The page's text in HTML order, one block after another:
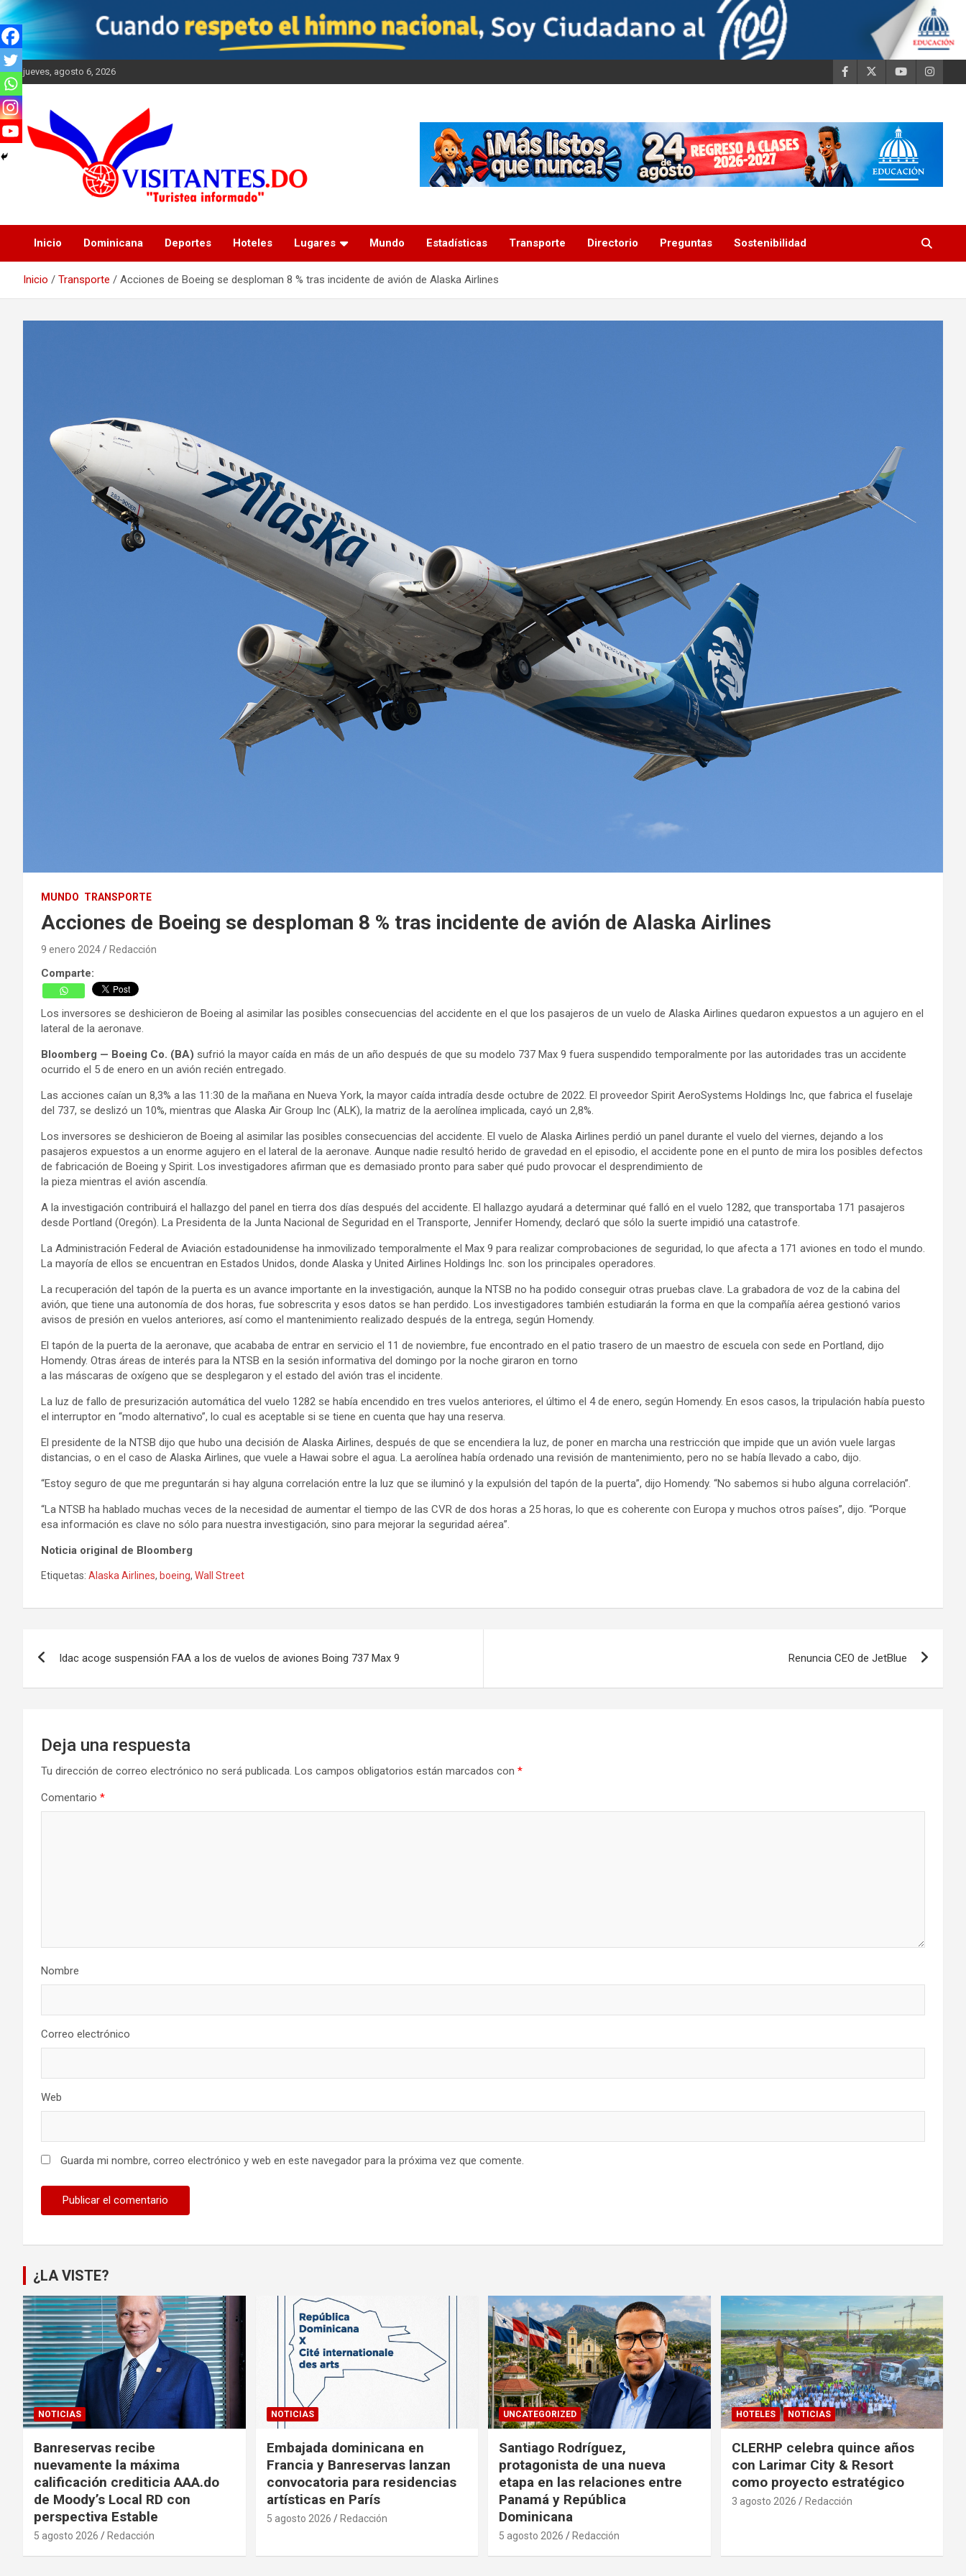
Saltar
al
contenido
jueves, agosto 6, 2026
Visitantes
Inicio Dominicana Deportes Hoteles Lugares Mundo Estadísticas Transporte Directorio Preguntas Sostenibilidad
Inicio Transporte Acciones de Boeing se desploman 8 % tras incidente de avión de Alaska Airlines
MUNDO TRANSPORTE
Acciones de Boeing se desploman 8 % tras incidente de avión de Alaska Airlines
9 enero 2024 Redacción
Comparte:
Los inversores se deshicieron de Boeing al asimilar las posibles consecuencias del accidente en el que los pasajeros de un vuelo de Alaska Airlines quedaron expuestos a un agujero en el
lateral de la aeronave.
Bloomberg — Boeing Co. (BA) sufrió la mayor caída en más de un año después de que su modelo 737 Max 9 fuera suspendido temporalmente por las autoridades tras un accidente
ocurrido el 5 de enero en un avión recién entregado.
Las acciones caían un 8,3% a las 11:30 de la mañana en Nueva York, la mayor caída intradía desde octubre de 2022. El proveedor Spirit AeroSystems Holdings Inc, que fabrica el fuselaje
del 737, se deslizó un 10%, mientras que Alaska Air Group Inc (ALK), la matriz de la aerolínea implicada, cayó un 2,8%.
Los inversores se deshicieron de Boeing al asimilar las posibles consecuencias del accidente. El vuelo de Alaska Airlines perdió un panel durante el vuelo del viernes, dejando a los
pasajeros expuestos a un enorme agujero en el lateral de la aeronave. Aunque nadie resultó herido de gravedad en el episodio, el accidente pone en el punto de mira los posibles defectos
de fabricación de Boeing y Spirit. Los investigadores afirman que es demasiado pronto para saber qué pudo provocar el desprendimiento de
la pieza mientras el avión ascendía.
A la investigación contribuirá el hallazgo del panel en tierra dos días después del accidente. El hallazgo ayudará a determinar qué falló en el vuelo 1282, que transportaba 171 pasajeros
desde Portland (Oregón). La Presidenta de la Junta Nacional de Seguridad en el Transporte, Jennifer Homendy, declaró que sólo la suerte impidió una catastrofe.
La Administración Federal de Aviación estadounidense ha inmovilizado temporalmente el Max 9 para realizar comprobaciones de seguridad, lo que afecta a 171 aviones en todo el mundo.
La mayoría de ellos se encuentran en Estados Unidos, donde Alaska y United Airlines Holdings Inc. son los principales operadores.
La recuperación del tapón de la puerta es un avance importante en la investigación, aunque la NTSB no ha podido conseguir otras pruebas clave. La grabadora de voz de la cabina del
avión, que tiene una autonomía de dos horas, fue sobrescrita y esos datos se han perdido. Los investigadores también estudiarán la forma en que la compañía aérea gestionó varios
avisos de presión en vuelos anteriores, así como el mantenimiento realizado después de la entrega, según Homendy.
El tapón de la puerta de la aeronave, que acababa de entrar en servicio el 11 de noviembre, fue encontrado en el patio trasero de un maestro de escuela con sede en Portland, dijo
Homendy. Otras áreas de interés para la NTSB en la sesión informativa del domingo por la noche giraron en torno
a las máscaras de oxígeno que se desplegaron y el estado del avión tras el incidente.
La luz de fallo de presurización automática del vuelo 1282 se había encendido en tres vuelos anteriores, el último el 4 de enero, según Homendy. En esos casos, la tripulación había puesto
el interruptor en “modo alternativo”, lo cual es aceptable si se tiene en cuenta que hay una reserva.
El presidente de la NTSB dijo que hubo una decisión de Alaska Airlines, después de que se encendiera la luz, de poner en marcha una restricción que impide que un avión vuele largas
distancias, o en el caso de Alaska Airlines, que vuele a Hawai sobre el agua. La aerolínea había ordenado una revisión de mantenimiento, pero no se había llevado a cabo, dijo.
“Estoy seguro de que me preguntarán si hay alguna correlación entre la luz que se iluminó y la expulsión del tapón de la puerta”, dijo Homendy. “No sabemos si hubo alguna correlación”.
“La NTSB ha hablado muchas veces de la necesidad de aumentar el tiempo de las CVR de dos horas a 25 horas, lo que es coherente con Europa y muchos otros países”, dijo. “Porque
esa información es clave no sólo para nuestra investigación, sino para mejorar la seguridad aérea”.
Noticia original de Bloomberg
Etiquetas: Alaska Airlines, boeing, Wall Street
Idac acoge suspensión FAA a los de vuelos de aviones Boing 737 Max 9 Renuncia CEO de JetBlue
Deja una respuesta
Tu dirección de correo electrónico no será publicada. Los campos obligatorios están marcados con *
Comentario *
Nombre
Correo electrónico
Web
Guarda mi nombre, correo electrónico y web en este navegador para la próxima vez que comente.
¿LA VISTE?
NOTICIAS
Banreservas recibe
nuevamente la máxima
calificación crediticia AAA.do
de Moody’s Local RD con
perspectiva Estable
5 agosto 2026 Redacción
NOTICIAS
Embajada dominicana en
Francia y Banreservas lanzan
convocatoria para residencias
artísticas en París
5 agosto 2026 Redacción
UNCATEGORIZED
Santiago Rodríguez,
protagonista de una nueva
etapa en las relaciones entre
Panamá y República
Dominicana
5 agosto 2026 Redacción
HOTELES NOTICIAS
CLERHP celebra quince años
con Larimar City & Resort
como proyecto estratégico
3 agosto 2026 Redacción